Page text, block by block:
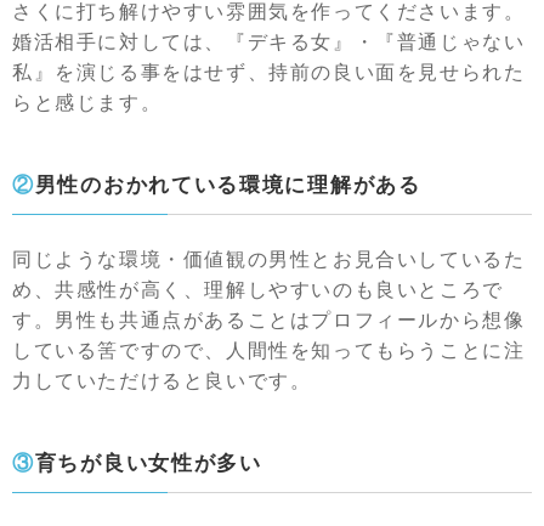
さくに打ち解けやすい雰囲気を作ってくださいます。
婚活相手に対しては、『デキる女』・『普通じゃない
私』を演じる事をはせず、持前の良い面を見せられた
らと感じます。
②男性のおかれている環境に理解がある
同じような環境・価値観の男性とお見合いしているた
め、共感性が高く、理解しやすいのも良いところで
す。男性も共通点があることはプロフィールから想像
している筈ですので、人間性を知ってもらうことに注
力していただけると良いです。
③育ちが良い女性が多い